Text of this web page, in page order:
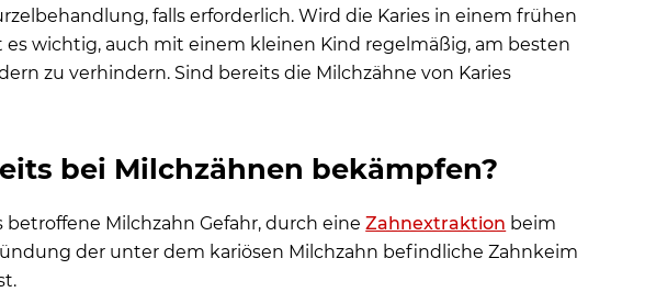
falls erforderlich. Wird die Karies in einem frühen
wichtig, auch mit einem kleinen Kind regelmäßig, am besten
zu verhindern. Sind bereits die Milchzähne von Karies
bei Milchzähnen bekämpfen?
betroffene Milchzahn Gefahr, durch eineZahnextraktion beim
der unter dem kariösen Milchzahn befindliche Zahnkeim